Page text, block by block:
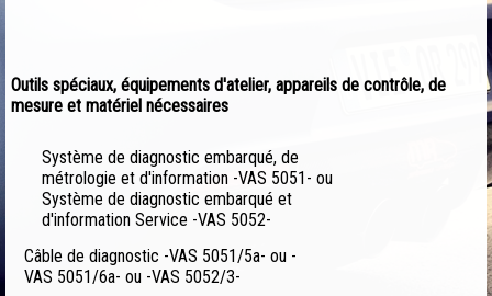
Outils spéciaux, équipements d'atelier, appareils de contrôle, de
mesure et matériel nécessaires
Système de diagnostic embarqué, de
métrologie et d'information -VAS 5051- ou
Système de diagnostic embarqué et
d'information Service -VAS 5052-
Câble de diagnostic -VAS 5051/5a- ou -
VAS 5051/6a- ou -VAS 5052/3-